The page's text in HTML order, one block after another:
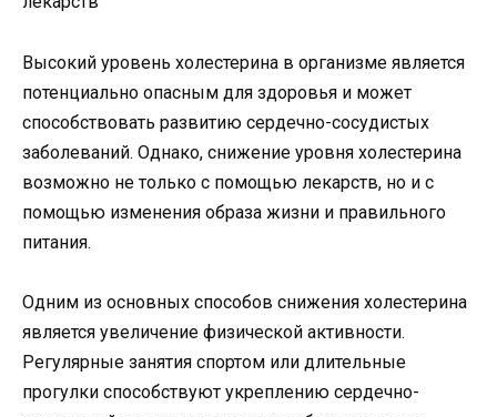
Высокий уровень холестерина в организме является
потенциально опасным для здоровья и может
способствовать развитию сердечно-сосудистых
заболеваний. Однако, снижение уровня холестерина
возможно не только с помощью лекарств, но и с
помощью изменения образа жизни и правильного
питания.
Одним из основных способов снижения холестерина
является увеличение физической активности.
Регулярные занятия спортом или длительные
прогулки способствуют укреплению сердечно-